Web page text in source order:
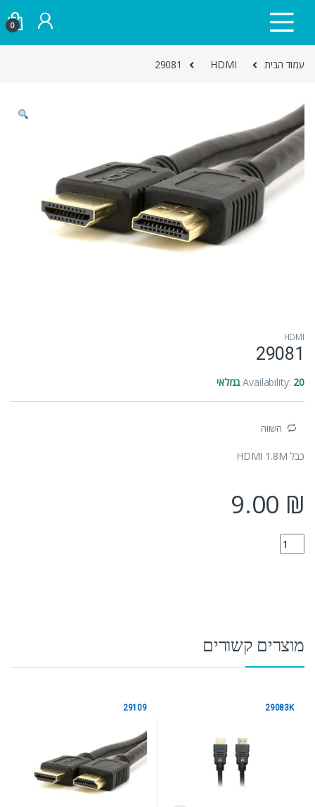
0
עמוד הבית HDMI
29081
HDMI
29081
Availability: 20 במלאי
השווה
כבל HDMI 1.8M
9.00 ₪
29081 quantity
מוצרים קשורים
29083K
HDMI
29109